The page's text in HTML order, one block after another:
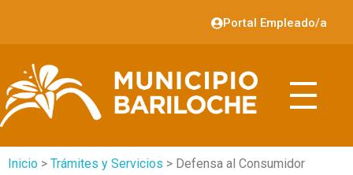
Portal Empleado/a
Inicio > Trámites y Servicios > Defensa al Consumidor